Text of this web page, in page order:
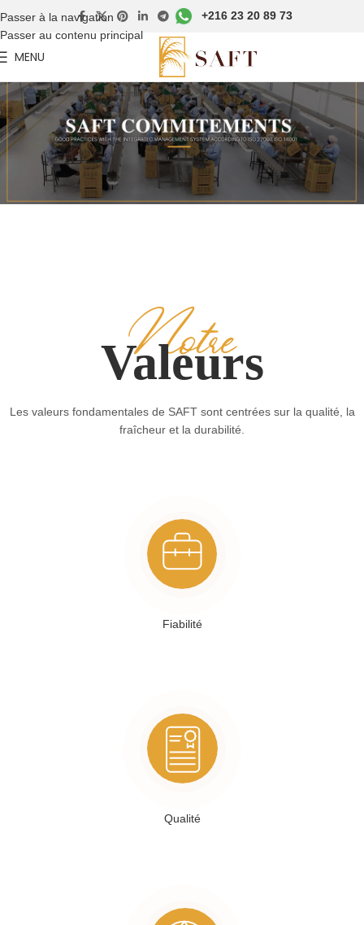
Passer à la navigation
Passer au contenu principal
+216 23 20 89 73
MENU
Notre
Valeurs
Les valeurs fondamentales de SAFT sont centrées sur la qualité, la
fraîcheur et la durabilité.
Fiabilité
Qualité